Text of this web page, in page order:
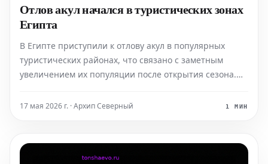
Отлов акул начался в туристических зонах
Египта
В Египте приступили к отлову акул в популярных
туристических районах, что связано с заметным
увеличением их популяции после открытия сезона.
берегов Хургады и Шарм-эш-Шейха, объясняется
17 мая 2026 г. · Архип Северный 1 МИН